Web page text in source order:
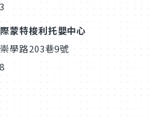
蒙特梭利托嬰中心
學路203巷9號